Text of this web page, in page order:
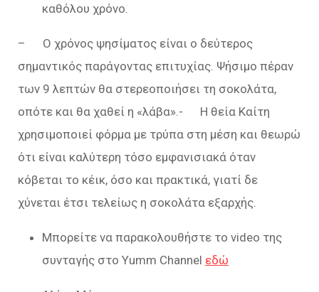
καθόλου χρόνο.
– Ο χρόνος ψησίματος είναι ο δεύτερος
σημαντικός παράγοντας επιτυχίας. Ψήσιμο πέραν
των 9 λεπτών θα στερεοποιήσει τη σοκολάτα,
οπότε και θα χαθεί η «λάβα».- Η θεία Καίτη
χρησιμοποιεί φόρμα με τρύπα στη μέση και θεωρώ
ότι είναι καλύτερη τόσο εμφανισιακά όταν
κόβεται το κέικ, όσο και πρακτικά, γιατί δε
χύνεται έτσι τελείως η σοκολάτα εξαρχής.
Μπορείτε να παρακολουθήστε το video της
συνταγής στο Yumm Channel εδώ